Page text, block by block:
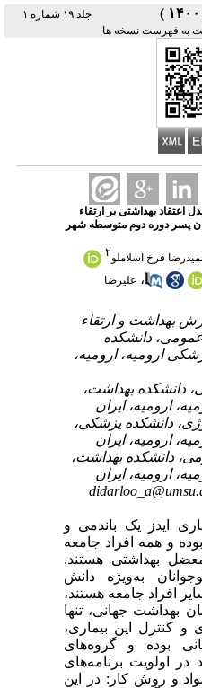
جلد ۱۹ شماره ۱
به فهرست نسخه ها
اعتقاد بهداشتی بر ارتقاء
پسر دوره دوم متوسطه شهر
فرخ اسلاملو۲
، علیرضا
بهداشت و ارتقاء
دانشکده
ارومیه، ارومیه،
دانشکده بهداشت،
ارومیه، ایران
دانشکده پزشکی،
ارومیه، ایران
دانشکده بهداشت،
ارومیه، ایران
ایدز یک باندمی و
و همه افراد جامعه
بهداشتی هستند.
به‌ویژه دانش
افراد جامعه هستند،
بهداشت جهانی، تنها
و کنترل این بیماری،
بوده و گروه‌های
در اولویت برنامه‌های
و روش‌ کار: در این